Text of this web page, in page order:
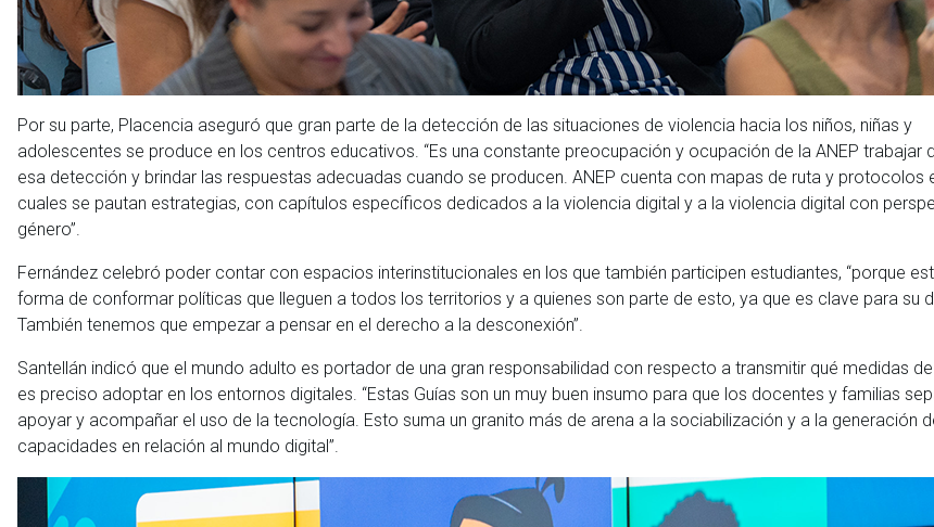
Por su parte, Placencia aseguró que gran parte de la detección de las situaciones de violencia hacia los niños, niñas y
adolescentes se produce en los centros educativos. “Es una constante preocupación y ocupación de la ANEP trabajar
esa detección y brindar las respuestas adecuadas cuando se producen. ANEP cuenta con mapas de ruta y protocolos
cuales se pautan estrategias, con capítulos específicos dedicados a la violencia digital y a la violencia digital con
género”.
Fernández celebró poder contar con espacios interinstitucionales en los que también participen estudiantes, “porque
forma de conformar políticas que lleguen a todos los territorios y a quienes son parte de esto, ya que es clave para su
También tenemos que empezar a pensar en el derecho a la desconexión”.
Santellán indicó que el mundo adulto es portador de una gran responsabilidad con respecto a transmitir qué medidas
es preciso adoptar en los entornos digitales. “Estas Guías son un muy buen insumo para que los docentes y familias
apoyar y acompañar el uso de la tecnología. Esto suma un granito más de arena a la sociabilización y a la generación
capacidades en relación al mundo digital”.